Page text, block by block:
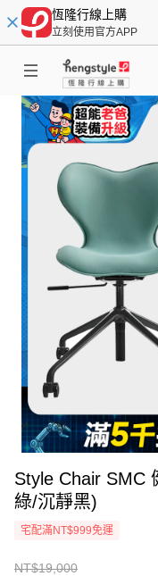
恆隆行線上購
立刻使用官方APP
Style Chair SMC
綠/沉靜黑)
宅配滿NT$999免運
NT$19,000